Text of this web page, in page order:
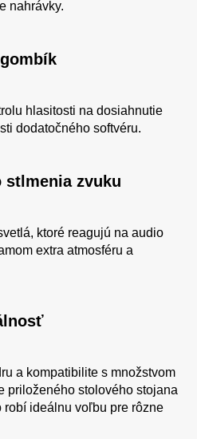
nahrávky.
hlasitosti na dosiahnutie
dodatočného softvéru.
stlmenia zvuku
ktoré reagujú na audio
extra atmosféru a
a kompatibilite s množstvom
priloženého stolového stojana
robí ideálnu voľbu pre rôzne